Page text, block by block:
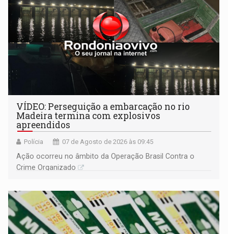
VÍDEO: Perseguição a embarcação no rio
Madeira termina com explosivos
apreendidos
Polícia 07 de Agosto de 2026 às 09:45
Ação ocorreu no âmbito da Operação Brasil Contra o
Crime Organizado